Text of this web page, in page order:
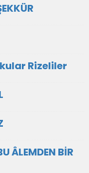
Rizeliler
ÂLEMDEN BİR